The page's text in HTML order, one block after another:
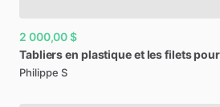
2 000,00 $
Tabliersen plastiqueetlesfiletspour
Philippe S